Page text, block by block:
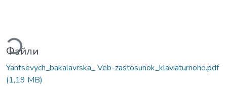
Файли
Yantsevych_bakalavrska_ Veb-zastosunok_klaviaturnoho.pdf
(1,19 MB)